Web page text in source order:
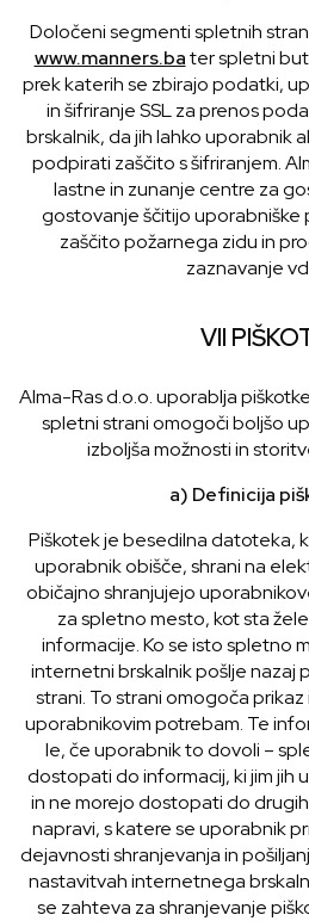
Določeni segmenti spletnih
www.manners.bater spletni
prek katerih se zbirajo podatki,
in šifriranje SSL za prenos
brskalnik, da jih lahko uporabnik
podpirati zaščito s šifriranjem.
lastne in zunanje centre za
gostovanje ščitijo uporabniške
zaščito požarnega zidu in
zaznavanje
VII
Alma-Ras d.o.o. uporablja
spletni strani omogoči boljšo
izboljša možnosti in
a) Definicija
Piškotek je besedilna datoteka,
uporabnik obišče, shrani na
običajno shranjujejo
za spletno mesto, kot sta
informacije. Ko se isto spletno
internetni brskalnik pošlje nazaj
strani. To strani omogoča
uporabnikovim potrebam. Te
le, če uporabnik to dovoli –
dostopati do informacij, ki jim jih
in ne morejo dostopati do
napravi, s katere se uporabnik
dejavnosti shranjevanja in
nastavitvah internetnega
se zahteva za shranjevanje